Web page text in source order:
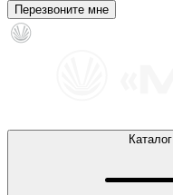
Перезвоните мне
Каталог